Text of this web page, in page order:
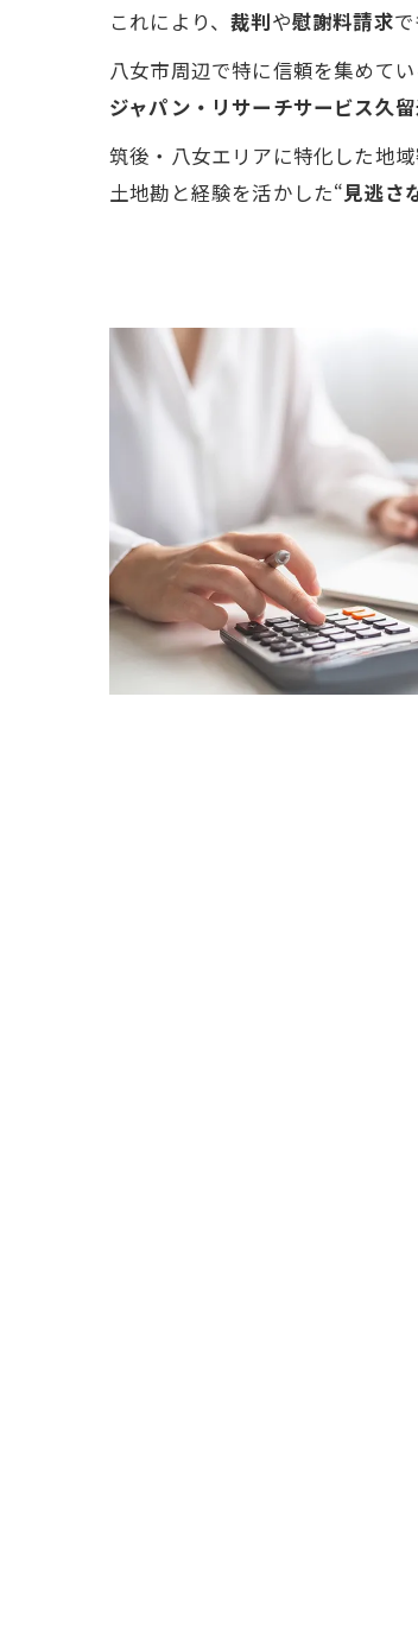
これにより、裁判や慰謝料請求
八女市周辺で特に信頼を集めてい
ジャパン・リサーチサービス久
筑後・八女エリアに特化した地域
土地勘と経験を活かした“見逃さ